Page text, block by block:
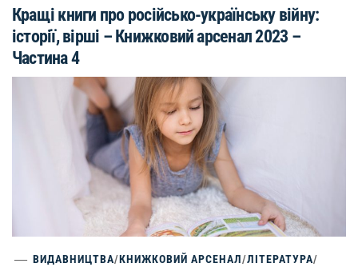
Кращі книги про російсько-українську війну:
історії, вірші – Книжковий арсенал 2023 –
Частина 4
ВИДАВНИЦТВА/КНИЖКОВИЙ АРСЕНАЛ/ЛІТЕРАТУРА/